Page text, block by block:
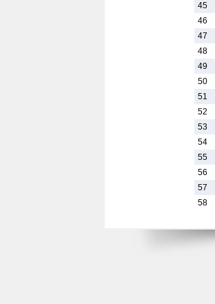
45
46
47
48
49
50
51
52
53
54
55
56
57
58